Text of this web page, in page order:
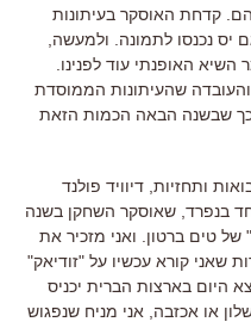
קדחת האוסקר בעיתונות
נכנסו לתמונה. ולמעשה,
זה מאוד 2008, כלומר השיא האופנתי עוד לפנינו.
שהעיתונות הממוסדת
שבשנה הבאה הכמות הזאת
ותחזיות, דיוויד פולנד
בנפרד, שאוסקר השחקן בשנה
של טים ברטון. ואני מזכיר את
שאני קורא עכשיו על "זודיאק"
היום בארצות הברית יכניס
ככשלון או אכזבה, אני מניח שנפגוש